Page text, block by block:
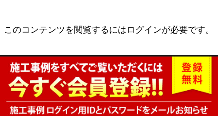
このコンテンツを閲覧するにはログインが必要です。